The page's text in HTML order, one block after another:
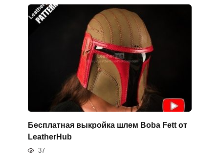
Бесплатная выкройка шлем Boba Fett от
LeatherHub
37